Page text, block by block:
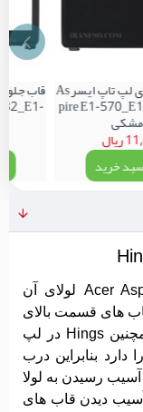
قاب پشت ال سی دی لپ تاپ ایسر As
pire E1-
خرید
از قطعات اصلی لپ تاپ Acer Aspire E1-572 لولای آن
های قسمت بالای
دستگاه را به بخش پایین متصل میکند همچنین Hings در لپ
بنابراین درب
آسیب رسیدن به لولا
دیدن قاب های